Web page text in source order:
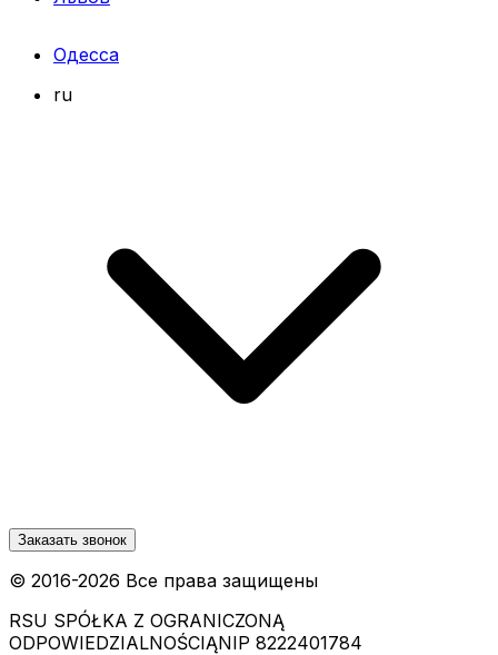
Одесса
ru
Заказать звонок
© 2016-2026 Все права защищены
RSU SPÓŁKA Z OGRANICZONĄ
ODPOWIEDZIALNOŚCIĄNIP 8222401784